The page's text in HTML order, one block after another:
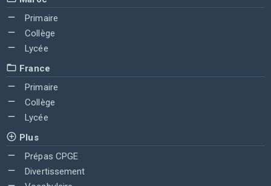
Primaire
Collège
Lycée
France
Primaire
Collège
Lycée
Plus
Prépas CPGE
Divertissement